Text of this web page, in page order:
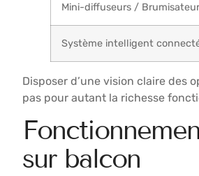
Mini-diffuseurs /
Système intelligent
Disposer d’une vision claire des
pas pour autant la richesse
sur balcon